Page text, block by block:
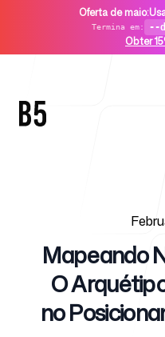
Oferta de maio:
Termina em: --d
Obter
Para
Mapeando
O
no